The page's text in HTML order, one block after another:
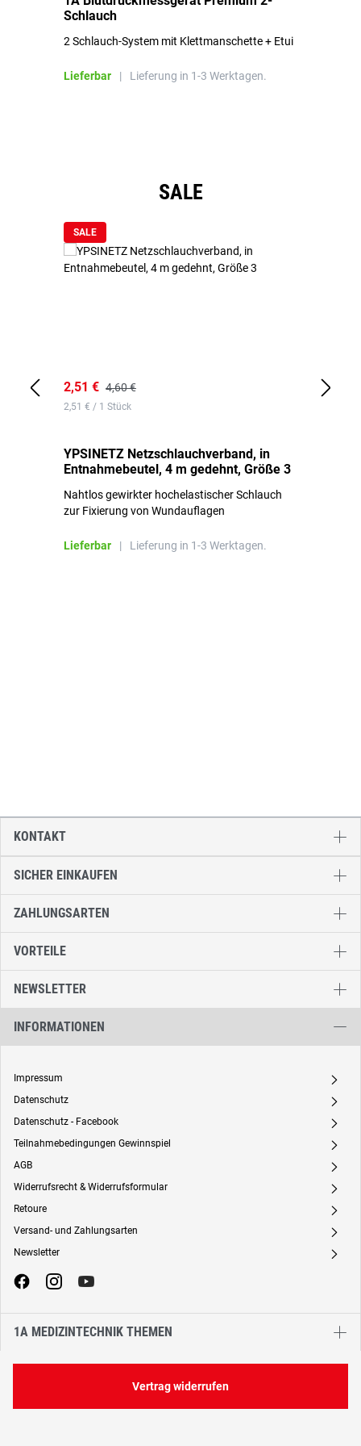
Schlauch
2 Schlauch-System mit Klettmanschette + Etui
Lieferbar | Lieferung in 1-3 Werktagen.
SALE
SALE
2,51 € 4,60 €
2,51 € / 1 Stück
YPSINETZ Netzschlauchverband, in
Entnahmebeutel, 4 m gedehnt, Größe 3
Nahtlos gewirkter hochelastischer Schlauch
zur Fixierung von Wundauflagen
Lieferbar | Lieferung in 1-3 Werktagen.
SICHER EINKAUFEN
ZAHLUNGSARTEN
VORTEILE
NEWSLETTER
INFORMATIONEN
Impressum A
Datenschutz A
Datenschutz - Facebook A
Teilnahmebedingungen Gewinnspiel A
AGB A
Widerrufsrecht & Widerrufsformular A
Retoure A
Versand- und Zahlungsarten A
Newsletter A
1A MEDIZINTECHNIK THEMEN
KONTAKT
Vertrag widerrufen